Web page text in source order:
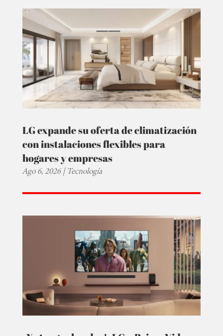
LG expande su oferta de climatización
con instalaciones flexibles para
hogares y empresas
Ago 6, 2026|Tecnología